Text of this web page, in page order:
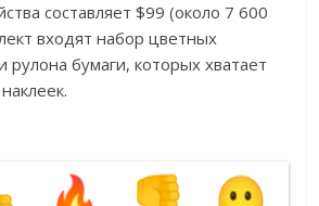
составляет $99 (около 7 600
входят набор цветных
рулона бумаги, которых хватает